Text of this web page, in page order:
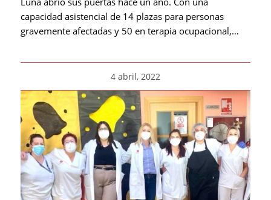
capacidad asistencial de 14 plazas para personas
gravemente afectadas y 50 en terapia ocupacional,…
4 abril, 2022